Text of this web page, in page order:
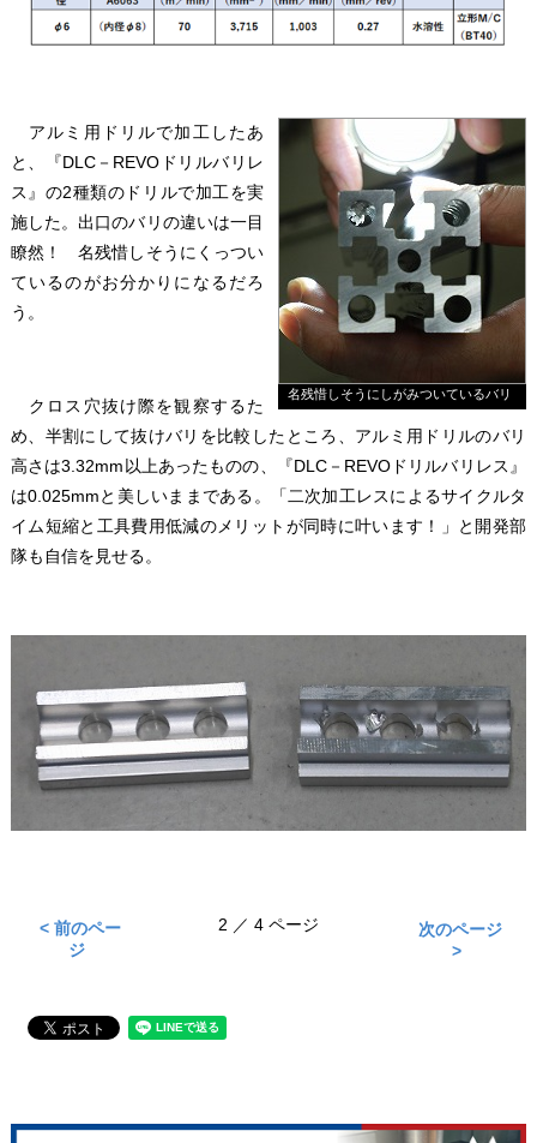
名残惜しそうにしがみついているバリ
アルミ用ドリルで加工したあ
と、『DLC－REVOドリルバリレ
ス』の2種類のドリルで加工を実
施した。出口のバリの違いは一目
瞭然！ 名残惜しそうにくっつい
ているのがお分かりになるだろ
う。
クロス穴抜け際を観察するた
め、半割にして抜けバリを比較したところ、アルミ用ドリルのバリ
高さは3.32mm以上あったものの、『DLC－REVOドリルバリレス』
は0.025mmと美しいままである。「二次加工レスによるサイクルタ
イム短縮と工具費用低減のメリットが同時に叶います！」と開発部
隊も自信を見せる。
< 前のペー
ジ
2 ／ 4 ページ
次のページ
>